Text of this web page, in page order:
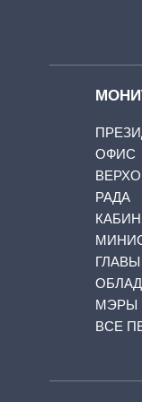
ОФИС
РАДА
ГЛАВЫ
МЭРЫ
ВСЕ